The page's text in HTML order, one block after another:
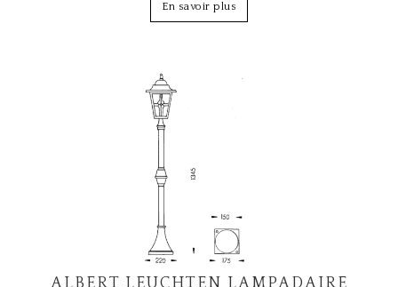
En savoir plus
ALBERT LEUCHTEN LAMPADAIRE